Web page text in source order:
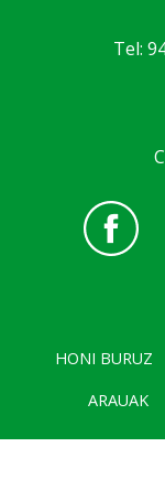
Tel:
HONI BURUZ
ARAUAK